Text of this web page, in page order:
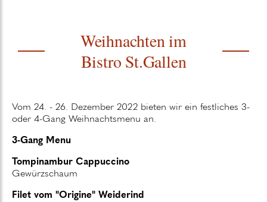
Weihnachten im
Bistro St.Gallen
Vom 24. - 26. Dezember 2022 bieten wir ein festliches 3-
oder 4-Gang Weihnachtsmenu an.
3-Gang Menu
Tompinambur Cappuccino
Gewürzschaum
Filet vom "Origine" Weiderind